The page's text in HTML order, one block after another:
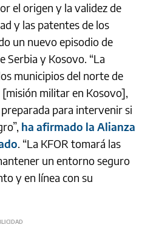
el origen y la validez de
y las patentes de los
un nuevo episodio de
y Kosovo. “La
municipios del norte de
[misión militar en Kosovo],
para intervenir si
ha afirmado la Alianza
. “La KFOR tomará las
un entorno seguro
y en línea con su